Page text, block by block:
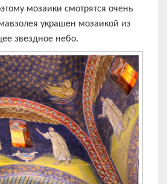
мозаики смотрятся очень
украшен мозаикой из
звездное небо.